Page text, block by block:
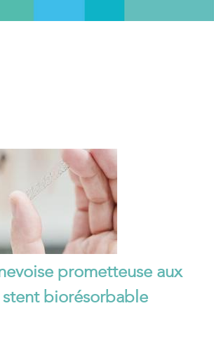
prometteuse aux
stent biorésorbable